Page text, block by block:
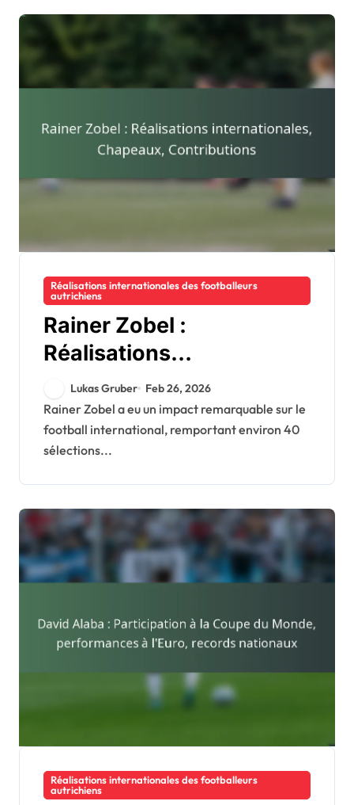
Réalisations internationales des footballeurs
autrichiens
Rainer Zobel :
Réalisations
internationales,
Chapeaux, Contributions
Lukas Gruber Feb 26, 2026
Rainer Zobel a eu un impact remarquable sur le
football international, remportant environ 40
sélections...
Réalisations internationales des footballeurs
autrichiens